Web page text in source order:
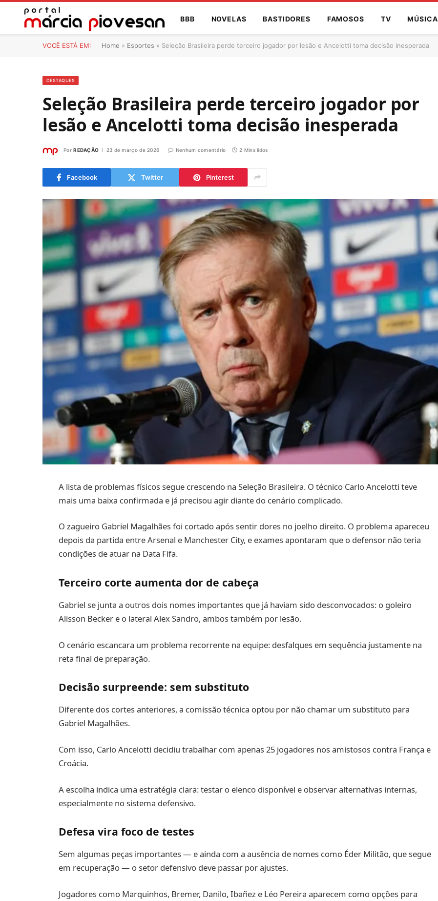
BBB NOVELAS BASTIDORES FAMOSOS TV MÚSICA
VOCÊ ESTÁ EM: Home » Esportes » Seleção Brasileira perde terceiro jogador por lesão e Ancelotti toma decisão inesperada
DESTAQUES
Seleção Brasileira perde terceiro jogador por
lesão e Ancelotti toma decisão inesperada
Por REDAÇÃO 23 de março de 2026 Nenhum comentário 2 Mins lidos
Facebook Twitter Pinterest
A lista de problemas físicos segue crescendo na Seleção Brasileira. O técnico Carlo Ancelotti teve
mais uma baixa confirmada e já precisou agir diante do cenário complicado.
O zagueiro Gabriel Magalhães foi cortado após sentir dores no joelho direito. O problema apareceu
depois da partida entre Arsenal e Manchester City, e exames apontaram que o defensor não teria
condições de atuar na Data Fifa.
Terceiro corte aumenta dor de cabeça
Gabriel se junta a outros dois nomes importantes que já haviam sido desconvocados: o goleiro
Alisson Becker e o lateral Alex Sandro, ambos também por lesão.
O cenário escancara um problema recorrente na equipe: desfalques em sequência justamente na
reta final de preparação.
Decisão surpreende: sem substituto
Diferente dos cortes anteriores, a comissão técnica optou por não chamar um substituto para
Gabriel Magalhães.
Com isso, Carlo Ancelotti decidiu trabalhar com apenas 25 jogadores nos amistosos contra França e
Croácia.
A escolha indica uma estratégia clara: testar o elenco disponível e observar alternativas internas,
especialmente no sistema defensivo.
Defesa vira foco de testes
Sem algumas peças importantes — e ainda com a ausência de nomes como Éder Militão, que segue
em recuperação — o setor defensivo deve passar por ajustes.
Jogadores como Marquinhos, Bremer, Danilo, Ibañez e Léo Pereira aparecem como opções para